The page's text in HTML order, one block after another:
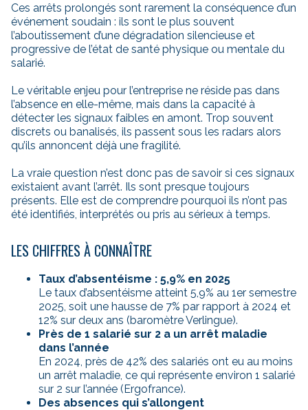
Ces arrêts prolongés sont rarement la conséquence d’un
événement soudain : ils sont le plus souvent
l’aboutissement d’une dégradation silencieuse et
progressive de l’état de santé physique ou mentale du
salarié.
Le véritable enjeu pour l’entreprise ne réside pas dans
l’absence en elle-même, mais dans la capacité à
détecter les signaux faibles en amont. Trop souvent
discrets ou banalisés, ils passent sous les radars alors
qu’ils annoncent déjà une fragilité.
La vraie question n’est donc pas de savoir si ces signaux
existaient avant l’arrêt. Ils sont presque toujours
présents. Elle est de comprendre pourquoi ils n’ont pas
été identifiés, interprétés ou pris au sérieux à temps.
LES CHIFFRES À CONNAÎTRE
Taux d’absentéisme : 5,9% en 2025
Le taux d’absentéisme atteint 5,9% au 1er semestre
2025, soit une hausse de 7% par rapport à 2024 et
12% sur deux ans (baromètre Verlingue).
Près de 1 salarié sur 2 a un arrêt maladie
dans l’année
En 2024, près de 42% des salariés ont eu au moins
un arrêt maladie, ce qui représente environ 1 salarié
sur 2 sur l’année (Ergofrance).
Des absences qui s’allongent